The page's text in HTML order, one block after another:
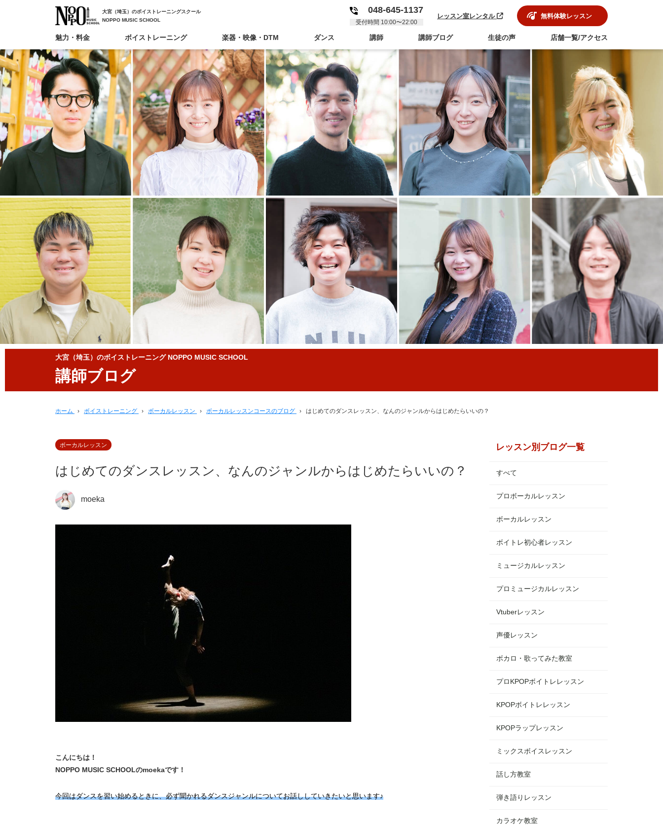
大宮（埼玉）のボイストレーニングスクール
NOPPO MUSIC SCHOOL
048-645-1137
受付時間 10:00〜22:00
レッスン室レンタル 無料体験レッスン
魅力・料金 ボイストレーニング 楽器・映像・DTM ダンス 講師 講師ブログ 生徒の声 店舗一覧/アクセス
大宮（埼玉）のボイストレーニング NOPPO MUSIC SCHOOL
講師ブログ
ホーム › ボイストレーニング › ボーカルレッスン › ボーカルレッスンコースのブログ › はじめてのダンスレッスン、なんのジャンルからはじめたらいいの？
ボーカルレッスン
はじめてのダンスレッスン、なんのジャンルからはじめたらいいの？
moeka
こんにちは！
NOPPO MUSIC SCHOOLのmoekaです！
今回はダンスを習い始めるときに、必ず聞かれるダンスジャンルについてお話ししていきたいと思います♪
レッスン別ブログ一覧
すべて
プロボーカルレッスン
ボーカルレッスン
ボイトレ初心者レッスン
ミュージカルレッスン
プロミュージカルレッスン
Vtuberレッスン
声優レッスン
ボカロ・歌ってみた教室
プロKPOPボイトレレッスン
KPOPボイトレレッスン
KPOPラップレッスン
ミックスボイスレッスン
話し方教室
弾き語りレッスン
カラオケ教室